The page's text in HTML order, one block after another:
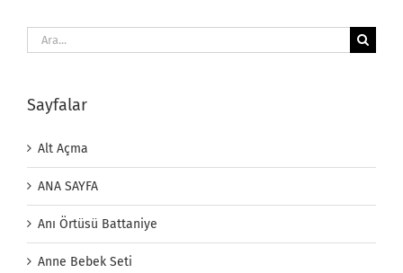
Ara:
Sayfalar
Alt Açma
ANA SAYFA
Anı Örtüsü Battaniye
Anne Bebek Seti